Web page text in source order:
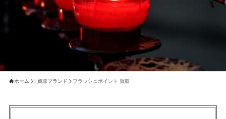
ホーム | 買取ブランド フラッシュポイント 買取